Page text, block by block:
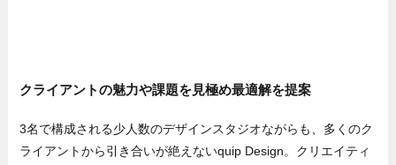
クライアントの魅力や課題を見極め最適解を提案
3名で構成される少人数のデザインスタジオながらも、多くのク
ライアントから引き合いが絶えないquip Design。クリエイティ